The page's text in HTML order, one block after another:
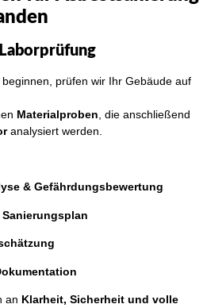
prüfen wir Ihr Gebäude auf
Materialproben , die anschließend
analysiert werden.
& Gefährdungsbewertung
an Klarheit, Sicherheit und volle